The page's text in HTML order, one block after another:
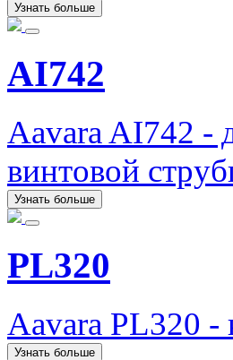
Узнать больше
AI742
Aavara AI742 -
винтовой
Узнать больше
PL320
Aavara PL320 -
Узнать больше